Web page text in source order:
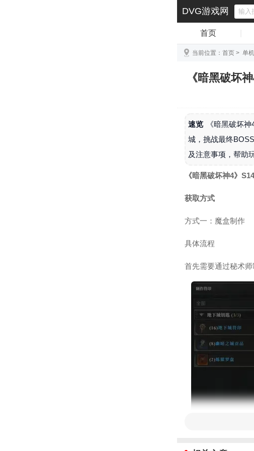
DVG游戏网
首页
当前位置： 首页 > 单机
《暗黑破坏
速览
《暗黑破坏
城，挑战最终
及注意事项，帮助
《暗黑破坏神4》
获取方式
方式一：魔盒制作
具体流程
首先需要通过秘术师